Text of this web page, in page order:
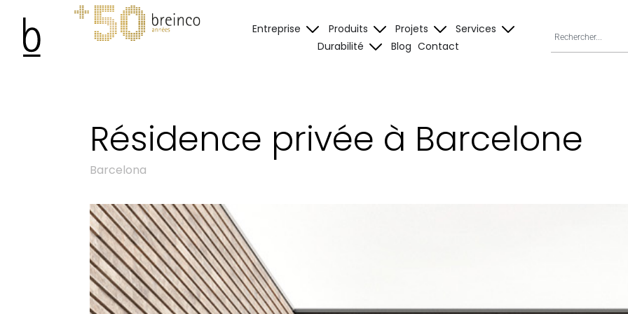
Entreprise Produits Projets
Services
Durabilité
Blog Contact
Résidence privée à Barcelone
Barcelona